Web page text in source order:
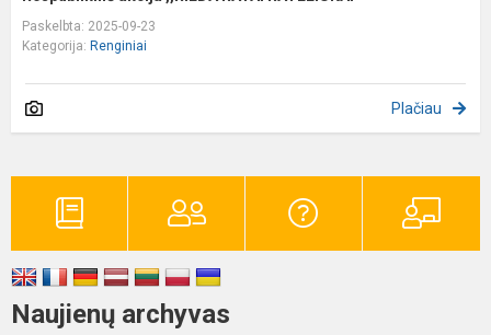
Paskelbta: 2025-09-23
Kategorija: Renginiai
Plačiau
Naujienų archyvas